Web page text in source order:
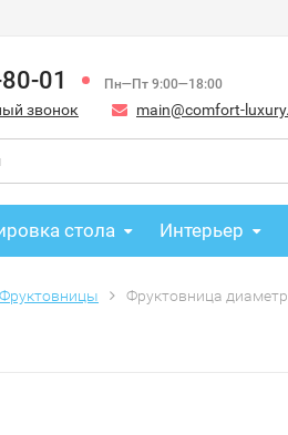
01 Пн—Пт 9:00—18:00
звонок main@comfort-
стола Интерьер
Фруктовницы Фруктовница